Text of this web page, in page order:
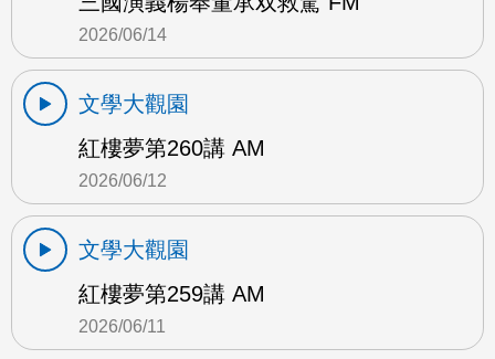
2026/06/14
文學大觀園
紅樓夢第260講 AM
2026/06/12
文學大觀園
紅樓夢第259講 AM
2026/06/11